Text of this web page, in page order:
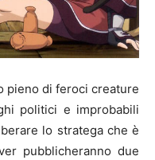
pieno di feroci creature
politici e improbabili
lo stratega che è
pubblicheranno due